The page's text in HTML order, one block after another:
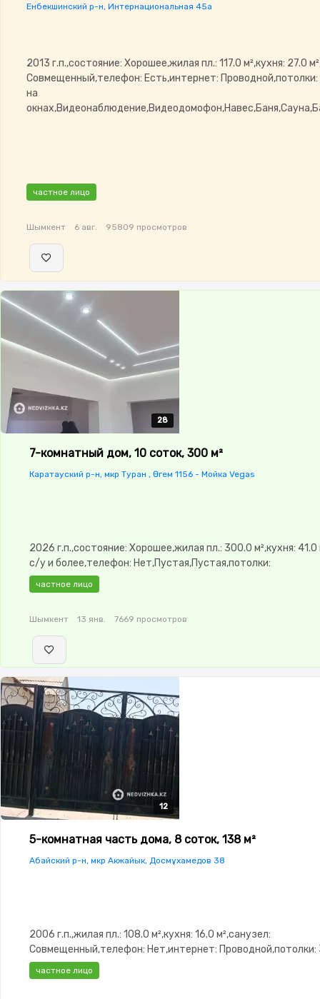
Енбекшинский р-н, Интернациональная 45а
2013 г.п.,состояние: Хорошее,жилая пл.: 117.0 м²,кухня: 27.0
Совмещенный,телефон: Есть,интернет:
на
частное лицо
Шымкент 6 авг. 95809 просмотров
28
28
28
28
28
7-комнатный дом, 10 соток, 300 м²
Каратауский р-н, мкр Туран , Өгем 1156 - Мойка Vegas
2026 г.п.,состояние: Хорошее,жилая пл.: 300.0 м²,кухня: 41.0
с/у и более,телефон: Нет,Пустая,Пустая,потолки:
3.2,Видеонаблюдение,Баня
частное лицо
Шымкент 13 янв. 7669 просмотров
12
12
12
12
12
5-комнатная часть дома, 8 соток, 138 м²
Абайский р-н, мкр Акжайык, Досмұхамедов 38
2006 г.п.,жилая пл.: 108.0 м²,кухня: 16.0 м²,санузел:
Совмещенный,телефон: Нет,интернет: Проводной,потолки:
частное лицо